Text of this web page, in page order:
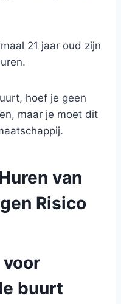
21 jaar oud zijn
hoef je geen
maar je moet dit
van
Risico
buurt